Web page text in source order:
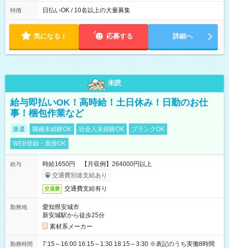
り ※夜勤シフトあり
特徴 日払いOK / 10名以上の大量募集
気になる！ 応募する 詳細へ
未読
給与即払いOK！高時給！土日休み！日勤のお仕
事！梱包作業など
派遣 職種未経験OK 社会人未経験OK
ブランクOK
WEB登録・面接OK
給与
時給1650円 【月収例】264000円以上
交通費別途支給あり
交通費 交通費支給有り
勤務地
愛知県安城市
新安城駅から徒歩25分
素材系メーカー
勤務時間
7:15～16:00 16:15～1:30 18:15～3:30 ※表記のうち実働8時間